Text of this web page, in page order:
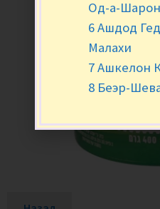
Од-а-
6 Ашдод
Малахи
7 Ашкелон
8 Беэр-